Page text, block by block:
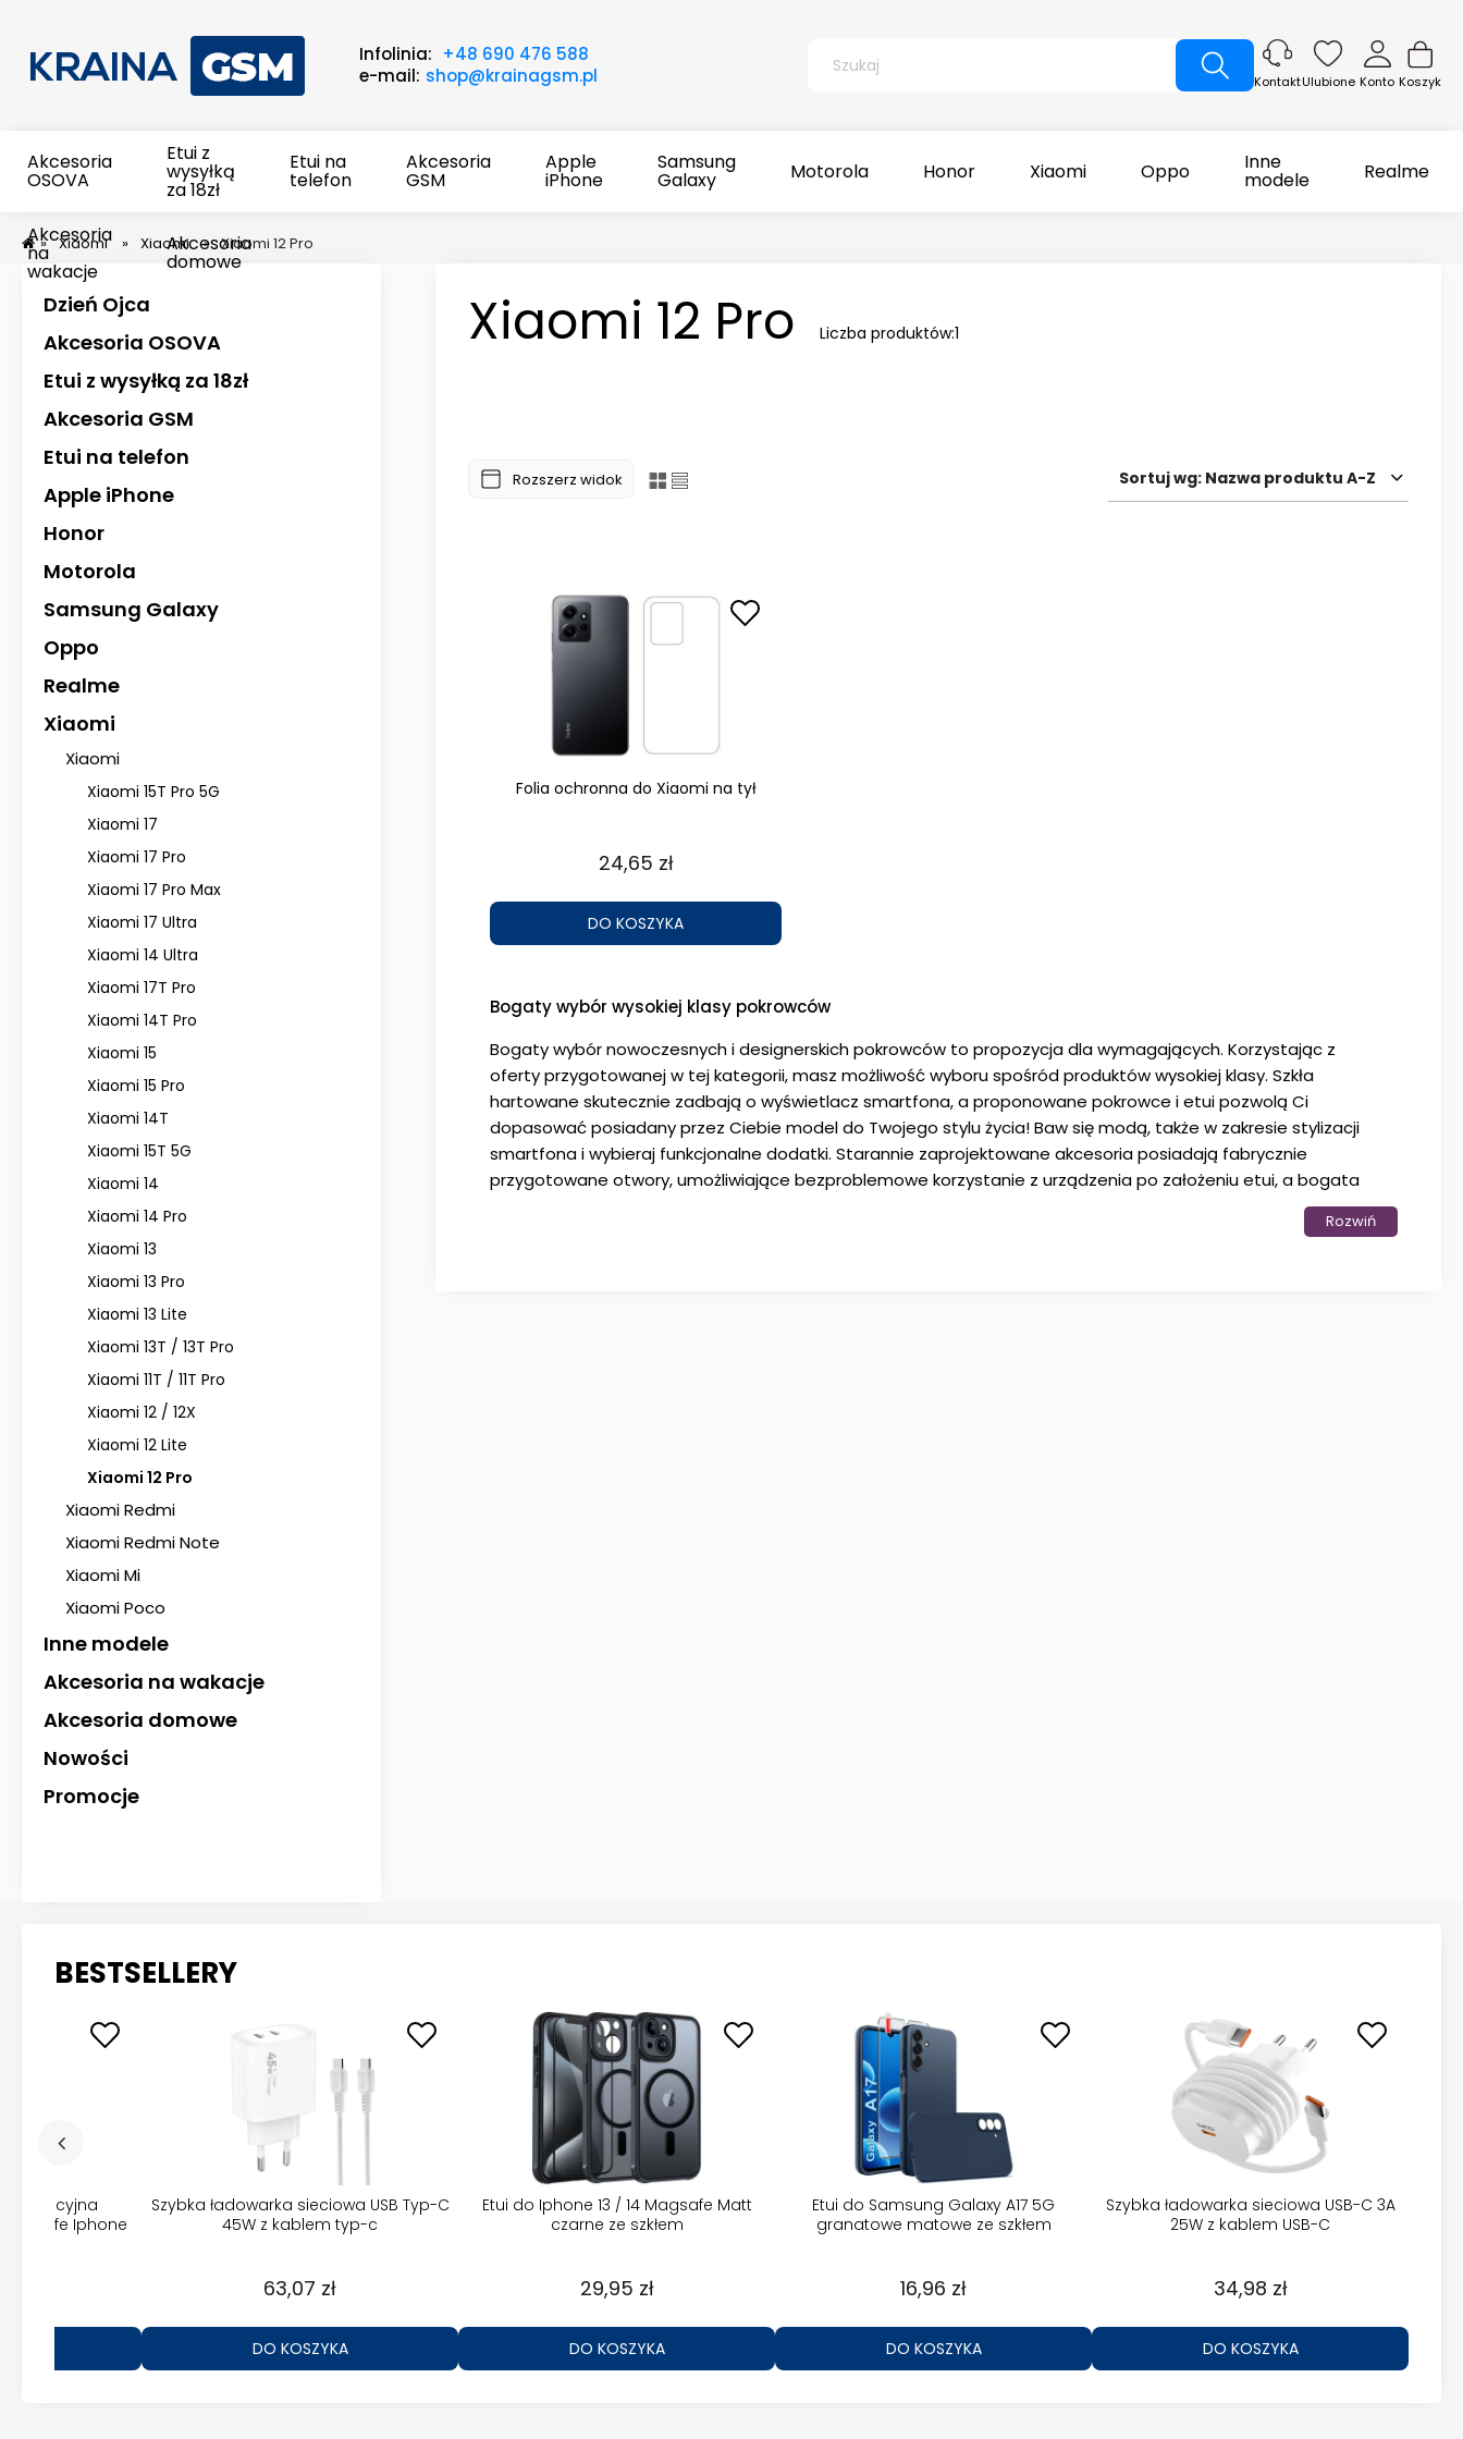
Infolinia: +48 690 476 588
e-mail: shop@krainagsm.pl Koszyk
Konto
KontaktUlubione
Akcesoria
OSOVA
Etui z
wysyłką
za 18zł
Etui na
telefon
Akcesoria
GSM
Apple
iPhone
Samsung
Galaxy Motorola Honor Xiaomi Oppo Inne
modele Realme
Akcesoria
na
wakacje
Akcesoria
domowe
» Xiaomi » Xiaomi » Xiaomi 12 Pro
Dzień Ojca
Akcesoria OSOVA
Etui z wysyłką za 18zł
Akcesoria GSM
Etui na telefon
Apple iPhone
Honor
Motorola
Samsung Galaxy
Oppo
Realme
Xiaomi
Xiaomi
Xiaomi 15T Pro 5G
Xiaomi 17
Xiaomi 17 Pro
Xiaomi 17 Pro Max
Xiaomi 17 Ultra
Xiaomi 14 Ultra
Xiaomi 17T Pro
Xiaomi 14T Pro
Xiaomi 15
Xiaomi 15 Pro
Xiaomi 14T
Xiaomi 15T 5G
Xiaomi 14
Xiaomi 14 Pro
Xiaomi 13
Xiaomi 13 Pro
Xiaomi 13 Lite
Xiaomi 13T / 13T Pro
Xiaomi 11T / 11T Pro
Xiaomi 12 / 12X
Xiaomi 12 Lite
Xiaomi 12 Pro
Xiaomi Redmi
Xiaomi Redmi Note
Xiaomi Mi
Xiaomi Poco
Inne modele
Akcesoria na wakacje
Akcesoria domowe
Nowości
Promocje
Xiaomi 12 Pro Liczba produktów:1
Rozszerz widok Sortuj wg: Nazwa produktu A-Z
Folia ochronna do Xiaomi na tył
24,65 zł
DO KOSZYKA
Bogaty wybór wysokiej klasy pokrowców
Bogaty wybór nowoczesnych i designerskich pokrowców to propozycja dla wymagających. Korzystając z
oferty przygotowanej w tej kategorii, masz możliwość wyboru spośród produktów wysokiej klasy. Szkła
hartowane skutecznie zadbają o wyświetlacz smartfona, a proponowane pokrowce i etui pozwolą Ci
dopasować posiadany przez Ciebie model do Twojego stylu życia! Baw się modą, także w zakresie stylizacji
smartfona i wybieraj funkcjonalne dodatki. Starannie zaprojektowane akcesoria posiadają fabrycznie
przygotowane otwory, umożliwiające bezproblemowe korzystanie z urządzenia po założeniu etui, a bogata
Rozwiń
BESTSELLERY
indukcyjna
Iphone
Szybka ładowarka sieciowa USB Typ-C
45W z kablem typ-c
63,07 zł
DO KOSZYKA
Etui do Iphone 13 / 14 Magsafe Matt
czarne ze szkłem
29,95 zł
DO KOSZYKA
Etui do Samsung Galaxy A17 5G
granatowe matowe ze szkłem
16,96 zł
DO KOSZYKA
Szybka ładowarka sieciowa USB-C 3A
25W z kablem USB-C
34,98 zł
DO KOSZYKA